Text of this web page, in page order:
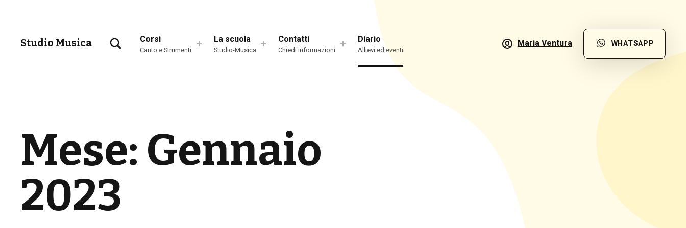
Studio Musica
Corsi
Canto e Strumenti
La scuola
Studio-Musica
Contatti
Chiedi informazioni
Diario
Allievi ed eventi
Maria Ventura WHATSAPP
Mese: Gennaio
2023